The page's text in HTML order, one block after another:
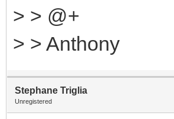
> > @+
> > Anthony
Stephane Triglia
Unregistered